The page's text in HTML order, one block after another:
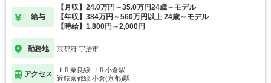
給与
【月収】24.0万円～35.0万円24歳～モデル
【年収】384万円～560万円以上 24歳～モデル
【時給】1,800円～2,000円
勤務地 京都府 宇治市
アクセス
ＪＲ奈良線 ＪＲ小倉駅
近鉄京都線 小倉(京都)駅